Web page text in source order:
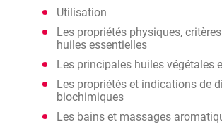
Utilisation
Les propriétés physiques,
huiles essentielles
Les principales huiles végétales
Les propriétés et indications de
biochimiques
Les bains et massages